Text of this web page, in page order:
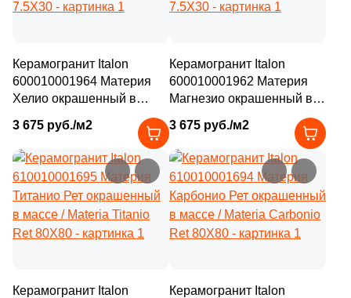
Керамогранит Italon
600010001964 Материя
Хелио окрашенный в
7.5X30
3 675 руб./м2
Керамогранит Italon
600010001962 Материя
Магнезио окрашенный в
массе / Materia Magnesio
7.5X30
3 675 руб./м2
Керамогранит Italon Керамогранит Italon